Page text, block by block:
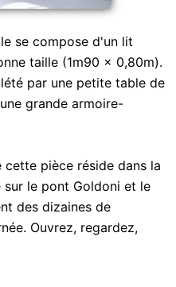
se compose d'un lit
taille (1m90 x 0,80m).
par une petite table de
grande armoire-
pièce réside dans la
le pont Goldoni et le
des dizaines de
Ouvrez, regardez,